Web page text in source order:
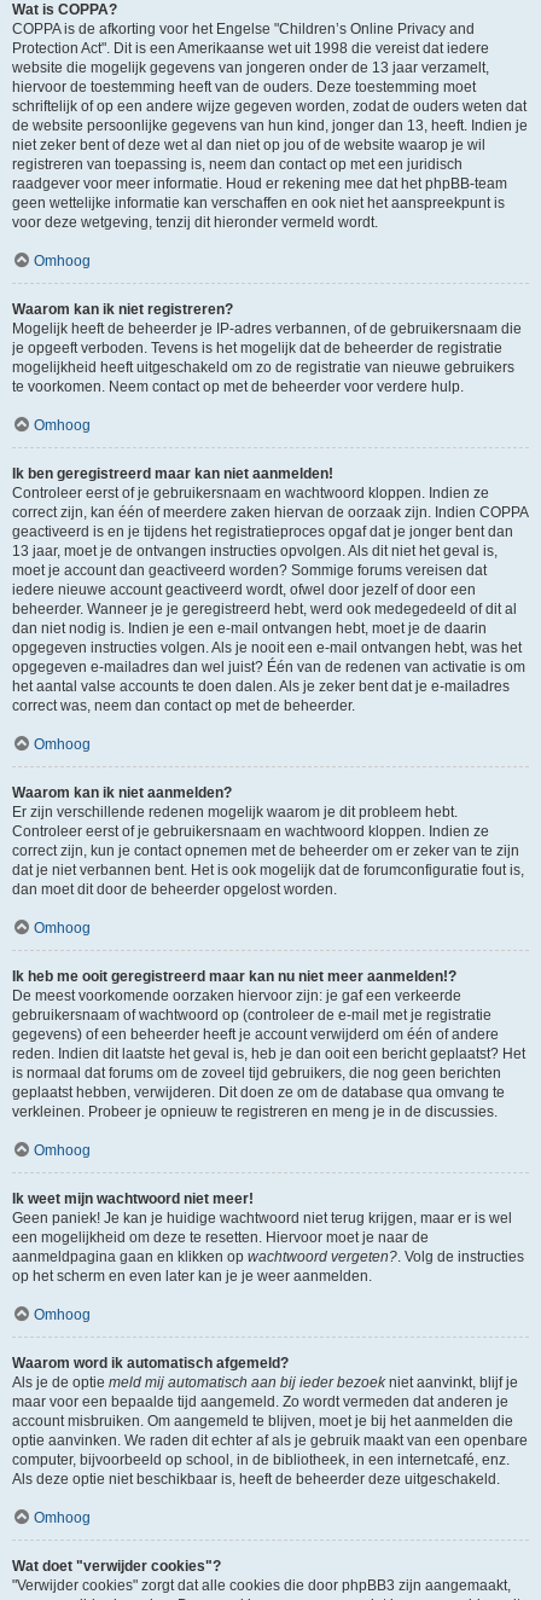
Wat is COPPA?
COPPA is de afkorting voor het Engelse "Children’s Online Privacy and
Protection Act". Dit is een Amerikaanse wet uit 1998 die vereist dat iedere
website die mogelijk gegevens van jongeren onder de 13 jaar verzamelt,
hiervoor de toestemming heeft van de ouders. Deze toestemming moet
schriftelijk of op een andere wijze gegeven worden, zodat de ouders weten dat
de website persoonlijke gegevens van hun kind, jonger dan 13, heeft. Indien je
niet zeker bent of deze wet al dan niet op jou of de website waarop je wil
registreren van toepassing is, neem dan contact op met een juridisch
raadgever voor meer informatie. Houd er rekening mee dat het phpBB-team
geen wettelijke informatie kan verschaffen en ook niet het aanspreekpunt is
voor deze wetgeving, tenzij dit hieronder vermeld wordt.
Omhoog
Waarom kan ik niet registreren?
Mogelijk heeft de beheerder je IP-adres verbannen, of de gebruikersnaam die
je opgeeft verboden. Tevens is het mogelijk dat de beheerder de registratie
mogelijkheid heeft uitgeschakeld om zo de registratie van nieuwe gebruikers
te voorkomen. Neem contact op met de beheerder voor verdere hulp.
Omhoog
Ik ben geregistreerd maar kan niet aanmelden!
Controleer eerst of je gebruikersnaam en wachtwoord kloppen. Indien ze
correct zijn, kan één of meerdere zaken hiervan de oorzaak zijn. Indien COPPA
geactiveerd is en je tijdens het registratieproces opgaf dat je jonger bent dan
13 jaar, moet je de ontvangen instructies opvolgen. Als dit niet het geval is,
moet je account dan geactiveerd worden? Sommige forums vereisen dat
iedere nieuwe account geactiveerd wordt, ofwel door jezelf of door een
beheerder. Wanneer je je geregistreerd hebt, werd ook medegedeeld of dit al
dan niet nodig is. Indien je een e-mail ontvangen hebt, moet je de daarin
opgegeven instructies volgen. Als je nooit een e-mail ontvangen hebt, was het
opgegeven e-mailadres dan wel juist? Één van de redenen van activatie is om
het aantal valse accounts te doen dalen. Als je zeker bent dat je e-mailadres
correct was, neem dan contact op met de beheerder.
Omhoog
Waarom kan ik niet aanmelden?
Er zijn verschillende redenen mogelijk waarom je dit probleem hebt.
Controleer eerst of je gebruikersnaam en wachtwoord kloppen. Indien ze
correct zijn, kun je contact opnemen met de beheerder om er zeker van te zijn
dat je niet verbannen bent. Het is ook mogelijk dat de forumconfiguratie fout is,
dan moet dit door de beheerder opgelost worden.
Omhoog
Ik heb me ooit geregistreerd maar kan nu niet meer aanmelden!?
De meest voorkomende oorzaken hiervoor zijn: je gaf een verkeerde
gebruikersnaam of wachtwoord op (controleer de e-mail met je registratie
gegevens) of een beheerder heeft je account verwijderd om één of andere
reden. Indien dit laatste het geval is, heb je dan ooit een bericht geplaatst? Het
is normaal dat forums om de zoveel tijd gebruikers, die nog geen berichten
geplaatst hebben, verwijderen. Dit doen ze om de database qua omvang te
verkleinen. Probeer je opnieuw te registreren en meng je in de discussies.
Omhoog
Ik weet mijn wachtwoord niet meer!
Geen paniek! Je kan je huidige wachtwoord niet terug krijgen, maar er is wel
een mogelijkheid om deze te resetten. Hiervoor moet je naar de
aanmeldpagina gaan en klikken op wachtwoord vergeten?. Volg de instructies
op het scherm en even later kan je je weer aanmelden.
Omhoog
Waarom word ik automatisch afgemeld?
Als je de optie meld mij automatisch aan bij ieder bezoekniet aanvinkt, blijf je
maar voor een bepaalde tijd aangemeld. Zo wordt vermeden dat anderen je
account misbruiken. Om aangemeld te blijven, moet je bij het aanmelden die
optie aanvinken. We raden dit echter af als je gebruik maakt van een openbare
computer, bijvoorbeeld op school, in de bibliotheek, in een internetcafé, enz.
Als deze optie niet beschikbaar is, heeft de beheerder deze uitgeschakeld.
Omhoog
Wat doet "verwijder cookies"?
"Verwijder cookies" zorgt dat alle cookies die door phpBB3 zijn aangemaakt,